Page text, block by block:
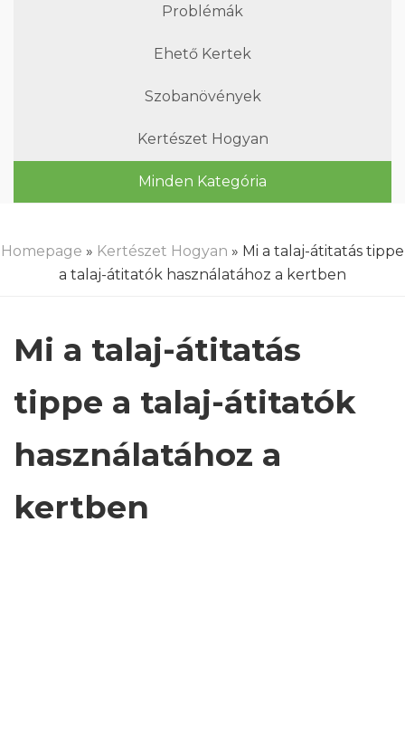
Problémák
Ehető Kertek
Szobanövények
Kertészet Hogyan
Minden Kategória
Homepage » Kertészet Hogyan » Mi a talaj-átitatás tippe
a talaj-átitatók használatához a kertben
Mi a talaj-átitatás
tippe a talaj-átitatók
használatához a
kertben